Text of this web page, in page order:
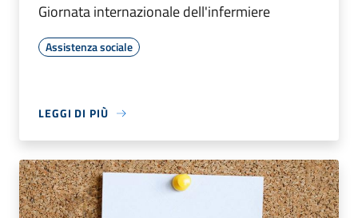
Giornata internazionale dell'infermiere
Assistenza sociale
LEGGI DI PIÙ